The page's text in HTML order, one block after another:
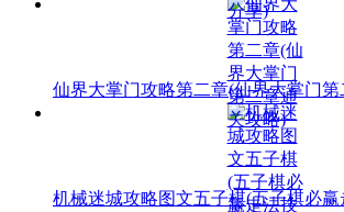
仙界大掌门攻略第二章(仙界大掌门
机械迷城攻略图文五子棋(五子棋必赢